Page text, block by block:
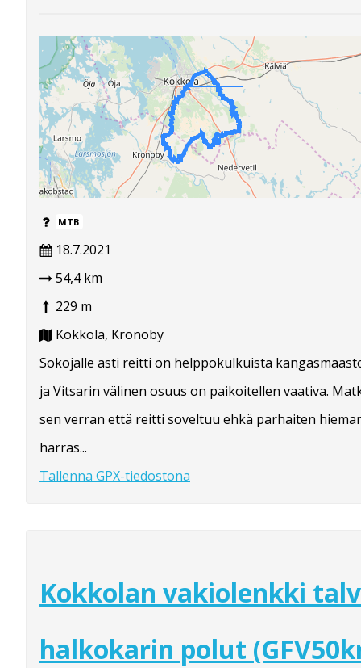
MTB
18.7.2021
54,4 km
229 m
Kokkola, Kronoby
Sokojalle asti reitti on helppokulkuista
ja Vitsarin välinen osuus on paikoitellen vaativa.
sen verran että reitti soveltuu ehkä parhaiten
harras...
Tallenna GPX-tiedostona
Kokkolan vakiolenkki
halkokarin polut